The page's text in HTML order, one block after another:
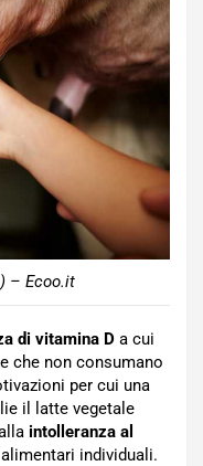
– Ecoo.it
di vitamina D a cui
che non consumano
per cui una
il latte vegetale
intolleranza al
individuali.